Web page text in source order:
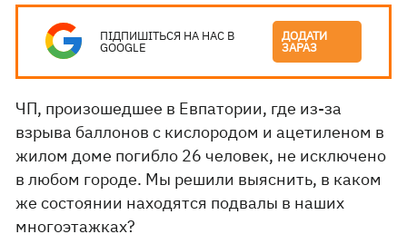
ПІДПИШІТЬСЯ НА НАС В
GOOGLE
ДОДАТИ
ЗАРАЗ
ЧП, произошедшее в Евпатории, где из-за
взрыва баллонов с кислородом и ацетиленом в
жилом доме погибло 26 человек, не исключено
в любом городе. Мы решили выяснить, в каком
же состоянии находятся подвалы в наших
многоэтажках?